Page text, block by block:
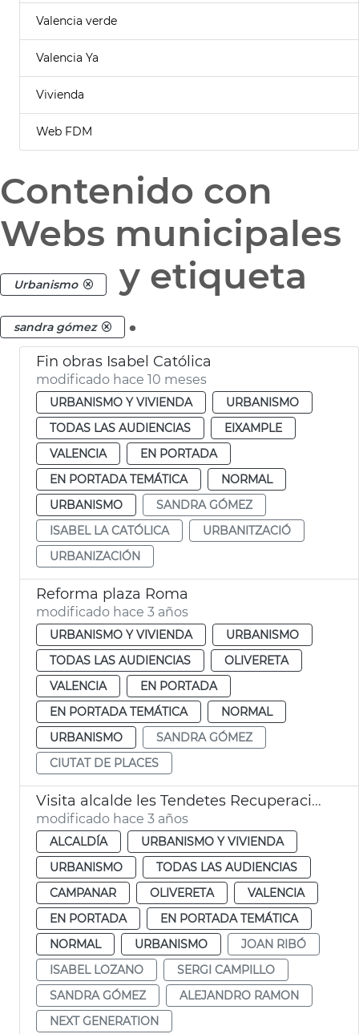
Valencia verde
Valencia Ya
Vivienda
Web FDM
Contenido con
Webs municipales
Urbanismo y etiqueta
sandra gómez .
Fin obras Isabel Católica
modificado hace 10 meses
URBANISMO Y VIVIENDA
URBANISMO
TODAS LAS AUDIENCIAS
EIXAMPLE
VALENCIA
EN PORTADA
EN PORTADA TEMÁTICA
NORMAL
URBANISMO
SANDRA GÓMEZ
ISABEL LA CATÓLICA
URBANITZACIÓ
URBANIZACIÓN
Reforma plaza Roma
modificado hace 3 años
URBANISMO Y VIVIENDA
URBANISMO
TODAS LAS AUDIENCIAS
OLIVERETA
VALENCIA
EN PORTADA
EN PORTADA TEMÁTICA
NORMAL
URBANISMO
SANDRA GÓMEZ
CIUTAT DE PLACES
Visita alcalde les Tendetes Recuperación viviendas Next Generation
modificado hace 3 años
ALCALDÍA
URBANISMO Y VIVIENDA
URBANISMO
TODAS LAS AUDIENCIAS
CAMPANAR
OLIVERETA
VALENCIA
EN PORTADA
EN PORTADA TEMÁTICA
NORMAL
URBANISMO
JOAN RIBÓ
ISABEL LOZANO
SERGI CAMPILLO
SANDRA GÓMEZ
ALEJANDRO RAMON
NEXT GENERATION